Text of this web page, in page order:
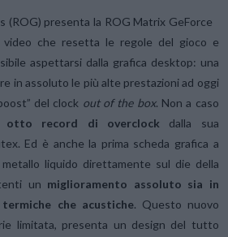
(ROG) presenta la ROG Matrix GeForce
video che resetta le regole del gioco e
aspettarsi dalla grafica desktop: una
in assoluto le più alte prestazioni ad oggi
del clock out of the box. Non a caso
otto record di overclock dalla sua
Ed è anche la prima scheda grafica a
liquido direttamente sul die della
un miglioramento assoluto sia in
che acustiche. Questo nuovo
limitata, presenta un design del tutto